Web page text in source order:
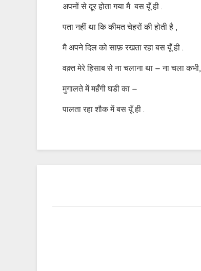
अपनों से दूर होता गया मै बस यूँ ही .
पता नहीं था कि कीमत चेहरों की होती है ,
मै अपने दिल को साफ़ रखता रहा बस यूँ ही .
वक़्त मेरे हिसाब से ना चलाना था – ना चला कभी,
मुगालते में महँगी घडी का –
पालता रहा शौक में बस यूँ ही .